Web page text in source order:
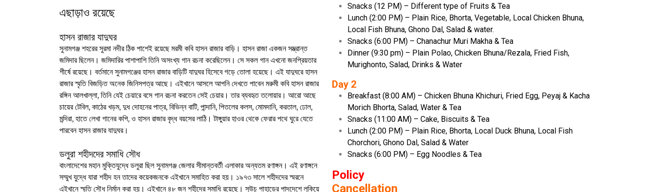
এছাড়াও রয়েছে
হাসন রাজার যাদুঘর
সুনামগঞ্জ শহরের সুরমা নদীর ঠিক পাশেই রয়েছে মরমী কবি হাসন রাজার বাড়ি। হাসন রাজা একজন সম্ভ্রান্ত
জমিদার ছিলেন। জমিদারির পাশাপাশি তিনি অসংখ্য গান রচনা করেছিলেন। সে সকল গান এখনো জনপ্রিয়তার
শীর্ষে রয়েছে। বর্তমানে সুনামগঞ্জের হাসন রাজার বাড়িটি যাদুঘর হিসেবে গড়ে তোলা হয়েছে। এই যাদুঘরে হাসন
রাজার স্মৃতি বিজড়িত অনেক জিনিসপত্র আছে। এইখানে আসলে আপনি দেখতে পাবেন মরুমী কবি হাসন রাজার
রঙ্গিন আলখাল্লা, তিনি যেই চেয়ারে বসে গান রচনা করতেন সেই চেয়ার। তার ব্যবহৃত তলোয়ার। আরো আছে
চায়ের টেবিল, কাঠের খড়ম, দুধ দোহনের পাত্র, বিভিন্ন বাটি, পান্দানি, পিতলের কলস, মোমদানি, করতাল, ঢোল,
মন্দিরা, হাতে লেখা গানের কপি, ও হাসন রাজার বৃদ্ধ বয়সের লাঠি। টাঙ্গুয়ার হাওর থেকে ফেরার পথে ঘুরে যেতে
পারবেন হাসন রাজার যাদুঘর।
ডলুরা শহীদদের সমাধি সৌধ
বাংলাদেশের মহান মুক্তিযুদ্ধে ডলুরা ছিল সুনামগঞ্জ জেলার সীমান্তবর্তী এলাকার অন্যতম রণাঙ্গন। এই রণাঙ্গনে
সম্মুখ যুদ্ধে যারা শহীদ হন তাদের কয়েকজনকে এইখানে সমাহিত করা হয়। ১৯৭৩ সালে শহীদদের স্মরনে
এইখানে স্মৃতি সৌধ নির্মান করা হয়। এইখানে ৪৮ জন শহীদের সমাধি রয়েছে। সুউচু পাহাড়ের পাদদেশে লুকিয়ে
Snacks (12 PM) – Different type of Fruits & Tea
Lunch (2:00 PM) – Plain Rice, Bhorta, Vegetable, Local Chicken Bhuna,
Local Fish Bhuna, Ghono Dal, Salad & water.
Snacks (6:00 PM) – Chanachur Muri Makha & Tea
Dinner (9:30 pm) – Plain Polao, Chicken Bhuna/Rezala, Fried Fish,
Murighonto, Salad, Drinks & Water
Day 2
Breakfast (8:00 AM) – Chicken Bhuna Khichuri, Fried Egg, Peyaj & Kacha
Morich Bhorta, Salad, Water & Tea
Snacks (11:00 AM) – Cake, Biscuits & Tea
Lunch (2:00 PM) – Plain Rice, Bhorta, Local Duck Bhuna, Local Fish
Chorchori, Ghono Dal, Salad & Water
Snacks (6:00 PM) – Egg Noodles & Tea
Policy
Cancellation